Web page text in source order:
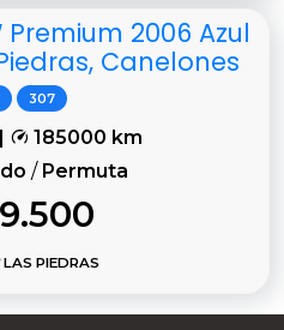
Premium 2006 Azul
Canelones
307
185000 km
/ Permuta
LAS PIEDRAS